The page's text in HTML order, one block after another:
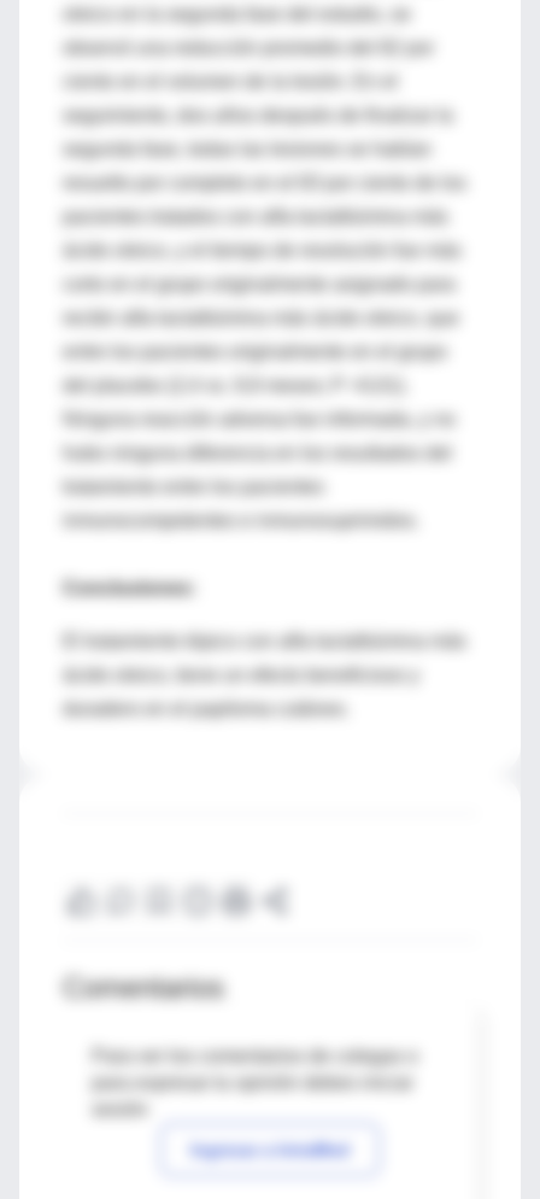
oleico en la segunda fase del estudio, se
seguimiento, dos años después de finalizar la
segunda fase, todas las lesiones se habían
ácido oleico, y el tiempo de resolución fue más
corto en el grupo originalmente asignado para
entre los pacientes originalmente en el grupo
Ninguna reacción adversa fue informada, y no
hubo ninguna diferencia en los resultados del
inmunocompetentes e inmunosuprimidos.
Conclusiones:
duradero en el papiloma cutáneo.
Comentarios
Para ver los comentarios de colegas o
Ingresar a IntraMed